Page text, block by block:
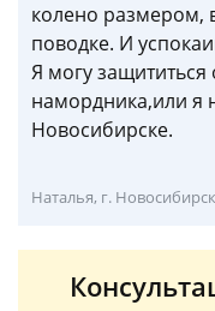
колено размером,
поводке. И
Я могу защититься
намордника,или я
Новосибирске.
Наталья, г. Новосибирск